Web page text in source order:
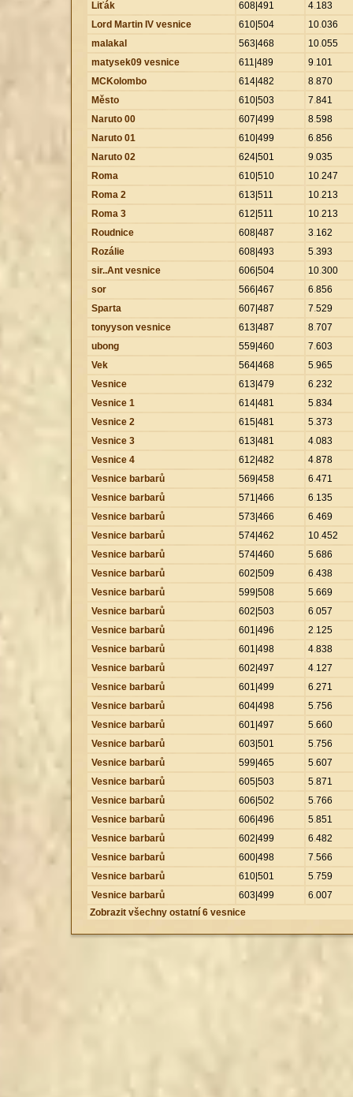
Liťák
608|491 4.183
Lord Martin IV vesnice
610|504 10.036
malakal
563|468 10.055
matysek09 vesnice
611|489 9.101
MCKolombo
614|482 8.870
Město
610|503 7.841
Naruto 00
607|499 8.598
Naruto 01
610|499 6.856
Naruto 02
624|501 9.035
Roma
610|510 10.247
Roma 2
613|511 10.213
Roma 3
612|511 10.213
Roudnice
608|487 3.162
Rozálie
608|493 5.393
sir..Ant vesnice
606|504 10.300
sor
566|467 6.856
Sparta
607|487 7.529
tonyyson vesnice
613|487 8.707
ubong
559|460 7.603
Vek
564|468 5.965
Vesnice
613|479 6.232
Vesnice 1
614|481 5.834
Vesnice 2
615|481 5.373
Vesnice 3
613|481 4.083
Vesnice 4
612|482 4.878
Vesnice barbarů
569|458 6.471
Vesnice barbarů
571|466 6.135
Vesnice barbarů
573|466 6.469
Vesnice barbarů
574|462 10.452
Vesnice barbarů
574|460 5.686
Vesnice barbarů
602|509 6.438
Vesnice barbarů
599|508 5.669
Vesnice barbarů
602|503 6.057
Vesnice barbarů
601|496 2.125
Vesnice barbarů
601|498 4.838
Vesnice barbarů
602|497 4.127
Vesnice barbarů
601|499 6.271
Vesnice barbarů
604|498 5.756
Vesnice barbarů
601|497 5.660
Vesnice barbarů
603|501 5.756
Vesnice barbarů
599|465 5.607
Vesnice barbarů
605|503 5.871
Vesnice barbarů
606|502 5.766
Vesnice barbarů
606|496 5.851
Vesnice barbarů
602|499 6.482
Vesnice barbarů
600|498 7.566
Vesnice barbarů
610|501 5.759
Vesnice barbarů
603|499 6.007
Zobrazit všechny ostatní 6 vesnice